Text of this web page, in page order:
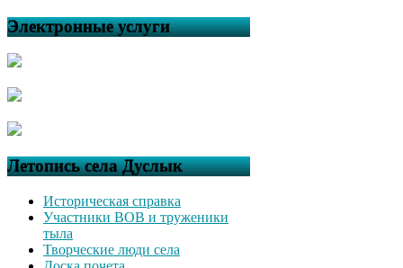
Электронные услуги
Летопись села Дуслык
Историческая справка
Участники ВОВ и труженики
тыла
Творческие люди села